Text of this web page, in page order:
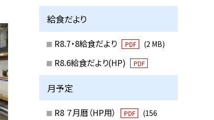
給食だより
R8.7・8給食だより PDF (2 MB)
R8.6給食だより(HP) PDF
月予定
R8 ７月暦（HP用） PDF
(156